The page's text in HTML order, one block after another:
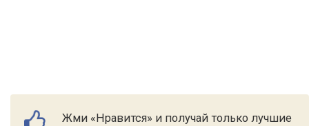
Жми «Нравится» и получай только лучшие